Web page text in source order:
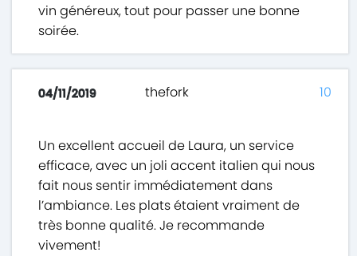
vin généreux, tout pour passer une bonne
soirée.
04/11/2019 thefork
Un excellent accueil de Laura, un service
efficace, avec un joli accent italien qui nous
fait nous sentir immédiatement dans
l’ambiance. Les plats étaient vraiment de
très bonne qualité. Je recommande
vivement!
10